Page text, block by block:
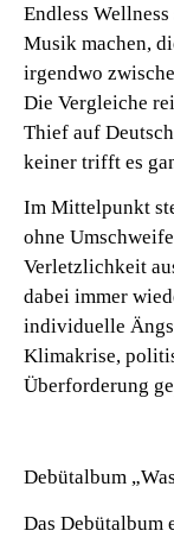
Endless Wellness
Musik machen,
irgendwo
Die Vergleiche
Thief auf
keiner trifft es
Im Mittelpunkt
ohne
Verletzlichkeit
dabei immer
individuelle
Klimakrise,
Überforderung
Debütalbum
Das Debütalbum